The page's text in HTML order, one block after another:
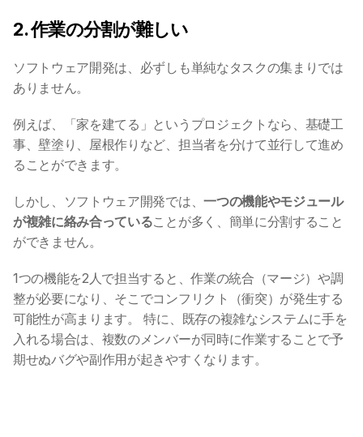
2. 作業の分割が難しい
ソフトウェア開発は、必ずしも単純なタスクの集まりでは
ありません。
例えば、「家を建てる」というプロジェクトなら、基礎工
事、壁塗り、屋根作りなど、担当者を分けて並行して進め
ることができます。
しかし、ソフトウェア開発では、一つの機能やモジュール
が複雑に絡み合っていることが多く、簡単に分割すること
ができません。
1つの機能を2人で担当すると、作業の統合（マージ）や調
整が必要になり、そこでコンフリクト（衝突）が発生する
可能性が高まります。 特に、既存の複雑なシステムに手を
入れる場合は、複数のメンバーが同時に作業することで予
期せぬバグや副作用が起きやすくなります。